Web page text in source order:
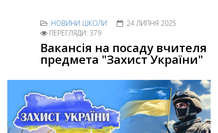
НОВИНИ ШКОЛИ
24 ЛИПНЯ 2025
ПЕРЕГЛЯДИ: 379
Вакансія на посаду вчителя
предмета "Захист України"